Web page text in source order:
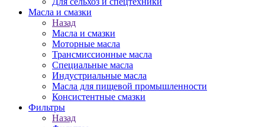
Масла и смазки
Назад
Масла и смазки
Моторные масла
Трансмиссионные масла
Специальные масла
Индустриальные масла
Масла для пищевой промышленности
Консистентные смазки
Фильтры
Назад